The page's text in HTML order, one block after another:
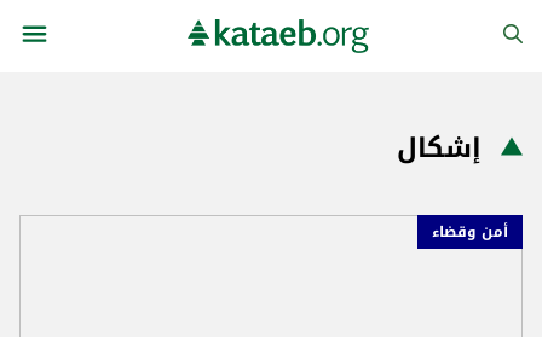
إشكال
أمن وقضاء